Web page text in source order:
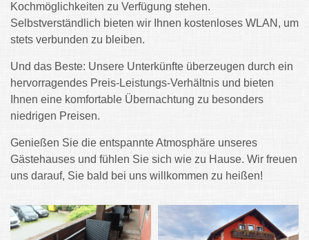
Kochmöglichkeiten zu Verfügung stehen.
Selbstverständlich bieten wir Ihnen kostenloses WLAN, um
stets verbunden zu bleiben.
Und das Beste: Unsere Unterkünfte überzeugen durch ein
hervorragendes Preis-Leistungs-Verhältnis und bieten
Ihnen eine komfortable Übernachtung zu besonders
niedrigen Preisen.
Genießen Sie die entspannte Atmosphäre unseres
Gästehauses und fühlen Sie sich wie zu Hause. Wir freuen
uns darauf, Sie bald bei uns willkommen zu heißen!